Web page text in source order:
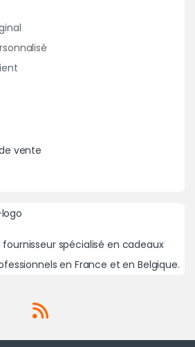
vente
fournisseur spécialisé en cadeaux
en France et en Belgique.